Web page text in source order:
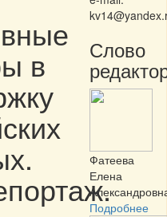
в Слово
Фатеева
Елена
Подробнее